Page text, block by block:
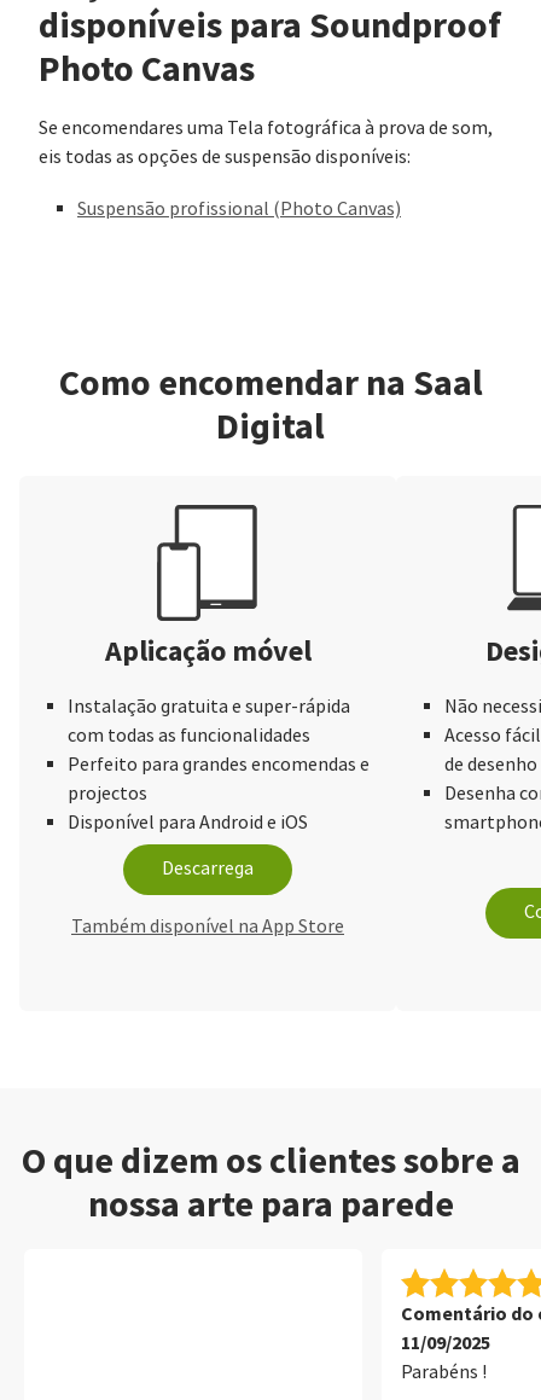
disponíveis para Soundproof
Photo Canvas
Se encomendares uma Tela fotográfica à prova de som,
eis todas as opções de suspensão disponíveis:
Suspensão profissional (Photo Canvas)
Como encomendar na Saal
Digital
Aplicação móvel
Instalação gratuita e super-rápida
com todas as funcionalidades
Perfeito para grandes encomendas e
projectos
Disponível para Android e iOS
Descarrega
Também disponível na App Store
Não
Acesso
de desenho
Desenha
O que dizem os clientes sobre a
nossa arte para parede
Comentário do
11/09/2025
Parabéns !